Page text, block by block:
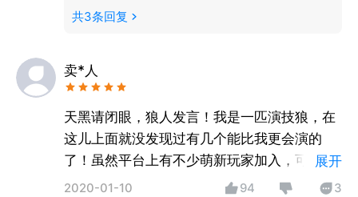
共3条回复
卖*人
天黑请闭眼，狼人发言！我是一匹演技狼，在
这儿上面就没发现过有几个能比我更会演的
了！虽然平台上有不少萌新玩家加入，可能在
发言的时候会比较啰嗦或者无意义，但是谁不
展开
2020-01-10 94 3